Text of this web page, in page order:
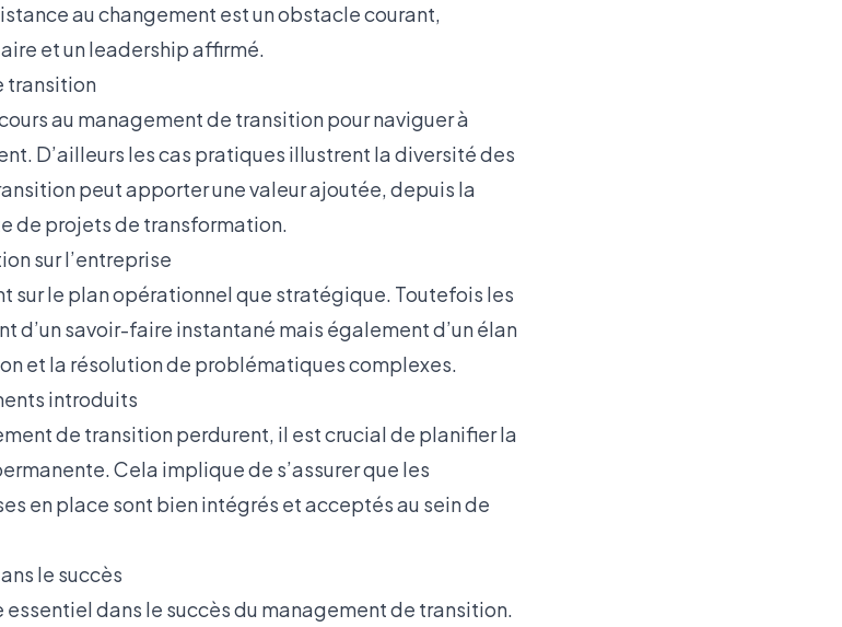
au changement est un obstacle courant,
et un leadership affirmé.
transition
au management de transition pour naviguer à
D’ailleurs les cas pratiques illustrent la diversité des
peut apporter une valeur ajoutée, depuis la
de projets de transformation.
sur l’entreprise
sur le plan opérationnel que stratégique. Toutefois les
d’un savoir-faire instantané mais également d’un élan
et la résolution de problématiques complexes.
introduits
de transition perdurent, il est crucial de planifier la
Cela implique de s’assurer que les
en place sont bien intégrés et acceptés au sein de
le succès
essentiel dans le succès du management de transition.